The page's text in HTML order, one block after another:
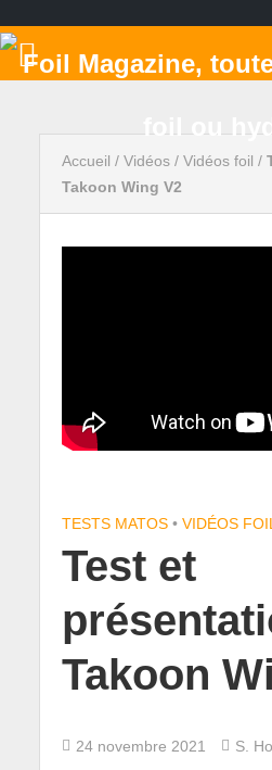
Accueil / Vidéos/ Vidéos foil /
Takoon Wing V2
TESTS MATOS • VIDÉOS
Test et
Takoon
24 novembre 2021
S.